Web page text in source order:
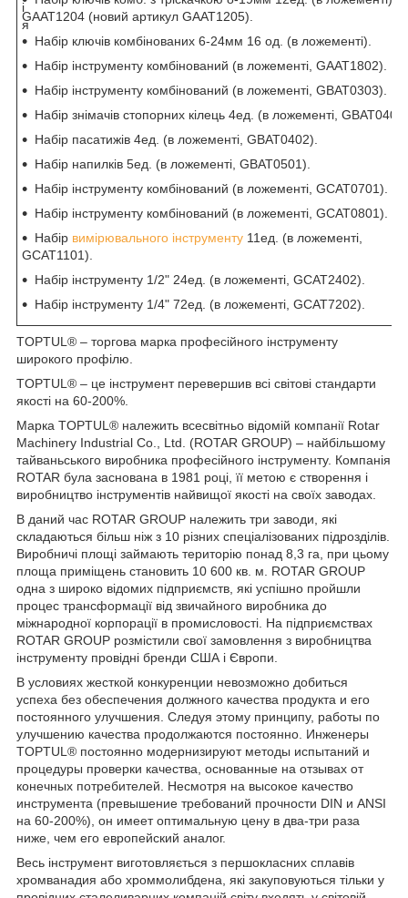
і
я
GAAT1204 (новий артикул GAAT1205).
Набір ключів комбінованих 6-24мм 16 од. (в ложементі).
Набір інструменту комбінований (в ложементі, GAAT1802).
Набір інструменту комбінований (в ложементі, GBAT0303).
Набір знімачів стопорних кілець 4ед. (в ложементі,
Набір пасатижів 4ед. (в ложементі, GBAT0402).
Набір напилків 5ед. (в ложементі, GBAT0501).
Набір інструменту комбінований (в ложементі, GCAT0701).
Набір інструменту комбінований (в ложементі, GCAT0801).
Набір вимірювального інструменту 11ед. (в ложементі,
GCAT1101).
Набір інструменту 1/2" 24ед. (в ложементі, GCAT2402).
Набір інструменту 1/4" 72ед. (в ложементі, GCAT7202).
TOPTUL® – торгова марка професійного інструменту
широкого профілю.
TOPTUL® – це інструмент перевершив всі світові стандарти
якості на 60-200%.
Марка TOPTUL® належить всесвітньо відомій компанії Rotar
Machinery Industrial Co., Ltd. (ROTAR GROUP) – найбільшому
тайваньського виробника професійного інструменту. Компанія
ROTAR була заснована в 1981 році, її метою є створення і
виробництво інструментів найвищої якості на своїх заводах.
В даний час ROTAR GROUP належить три заводи, які
складаються більш ніж з 10 різних спеціалізованих підрозділів.
Виробничі площі займають територію понад 8,3 га, при цьому
площа приміщень становить 10 600 кв. м. ROTAR GROUP
одна з широко відомих підприємств, які успішно пройшли
процес трансформації від звичайного виробника до
міжнародної корпорації в промисловості. На підприємствах
ROTAR GROUP розмістили свої замовлення з виробництва
інструменту провідні бренди США і Європи.
В условиях жесткой конкуренции невозможно добиться
успеха без обеспечения должного качества продукта и его
постоянного улучшения. Следуя этому принципу, работы по
улучшению качества продолжаются постоянно. Инженеры
TOPTUL® постоянно модернизируют методы испытаний и
процедуры проверки качества, основанные на отзывах от
конечных потребителей. Несмотря на высокое качество
инструмента (превышение требований прочности DIN и ANSI
на 60-200%), он имеет оптимальную цену в два-три раза
ниже, чем его европейский аналог.
Весь інструмент виготовляється з першокласних сплавів
хромванадия або хроммолибдена, які закуповуються тільки у